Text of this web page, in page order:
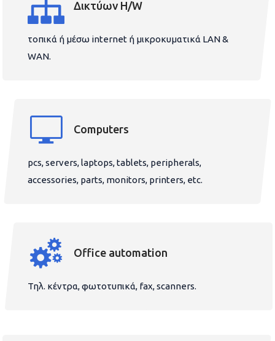
Δικτύων H/W
τοπικά ή μέσω internet ή μικροκυματικά LAN &
WAN.
Computers
pcs, servers, laptops, tablets, peripherals,
accessories, parts, monitors, printers, etc.
Office automation
Τηλ. κέντρα, φωτοτυπικά, fax, scanners.